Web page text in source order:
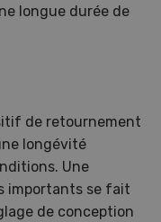
longue durée de
de retournement
longévité
Une
importants se fait
de conception